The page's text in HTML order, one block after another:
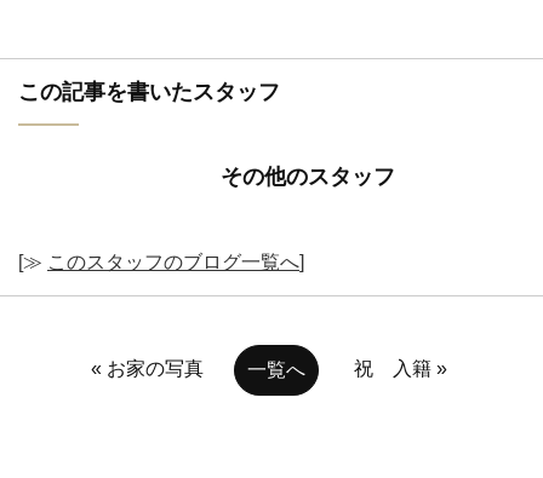
この記事を書いたスタッフ
その他のスタッフ
[≫ このスタッフのブログ一覧へ]
« お家の写真 一覧へ 祝 入籍 »